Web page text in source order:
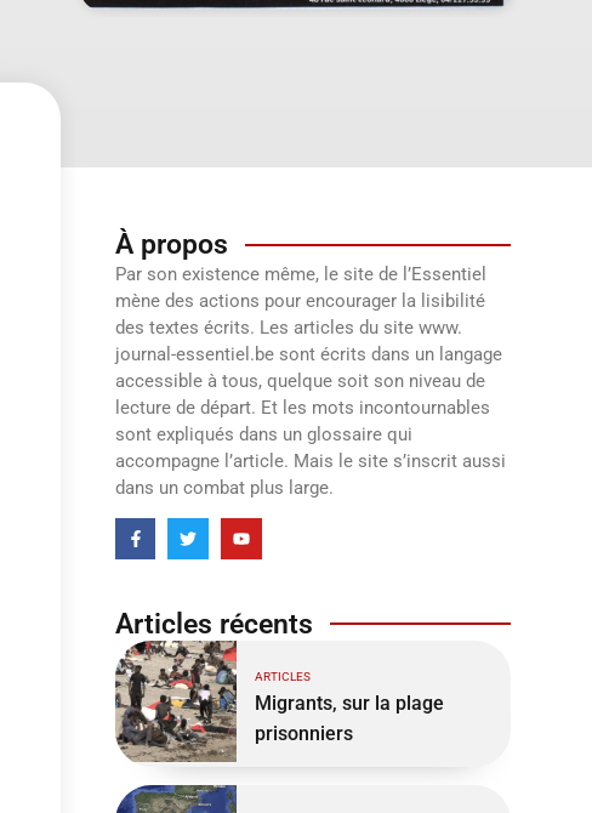
À propos
Par son existence même, le site de l’Essentiel
mène des actions pour encourager la lisibilité
des textes écrits. Les articles du site www.
journal-essentiel.be sont écrits dans un langage
accessible à tous, quelque soit son niveau de
lecture de départ. Et les mots incontournables
sont expliqués dans un glossaire qui
accompagne l’article. Mais le site s’inscrit aussi
dans un combat plus large.
Articles récents
ARTICLES
Migrants, sur la plage
prisonniers